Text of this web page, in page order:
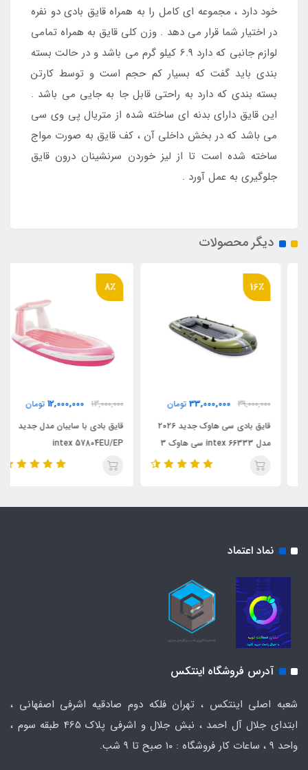
خود دارد ، مجموعه ای کامل را به همراه قایق بادی دو نفره
در اختیار شما قرار می دهد . وزن کلی قایق به همراه تمامی
لوازم جانبی که دارد 6.9 کیلو گرم می باشد و در حالت بسته
بندی باید گفت که بسیار کم حجم است و توسط کارتن
بسته بندی که دارد به راحتی قابل جا به جایی می باشد .
این قایق دارای بدنه ای ساخته شده از متریال پی وی سی
می باشد که در بخش داخلی آن ، کف قایق به صورت مواج
ساخته شده است تا از لیز خوردن سرنشینان درون قایق
جلوگیری به عمل آورد .
دیگر محصولات
16٪
39,000,000
33,000,000 تومان
قایق بادی سی هاوک جدید ۲۰۲۶
مدل intex 66333 سی هاوک 3
8٪
13,000,000
12,000,000 تومان
قایق بادی با سایبان مدل جدید
intex 57804EU/EP
نماد اعتماد
آدرس فروشگاه اینتکس
شعبه اصلی اینتکس ، تهران فلکه دوم صادقیه اشرفی اصفهانی ،
ابتدای جلال آل احمد ، نبش جلال و اشرفی پلاک 465 طبقه سوم ،
واحد ۹ ، ساعات کار فروشگاه : ۱۰ صبح تا ۹ شب.